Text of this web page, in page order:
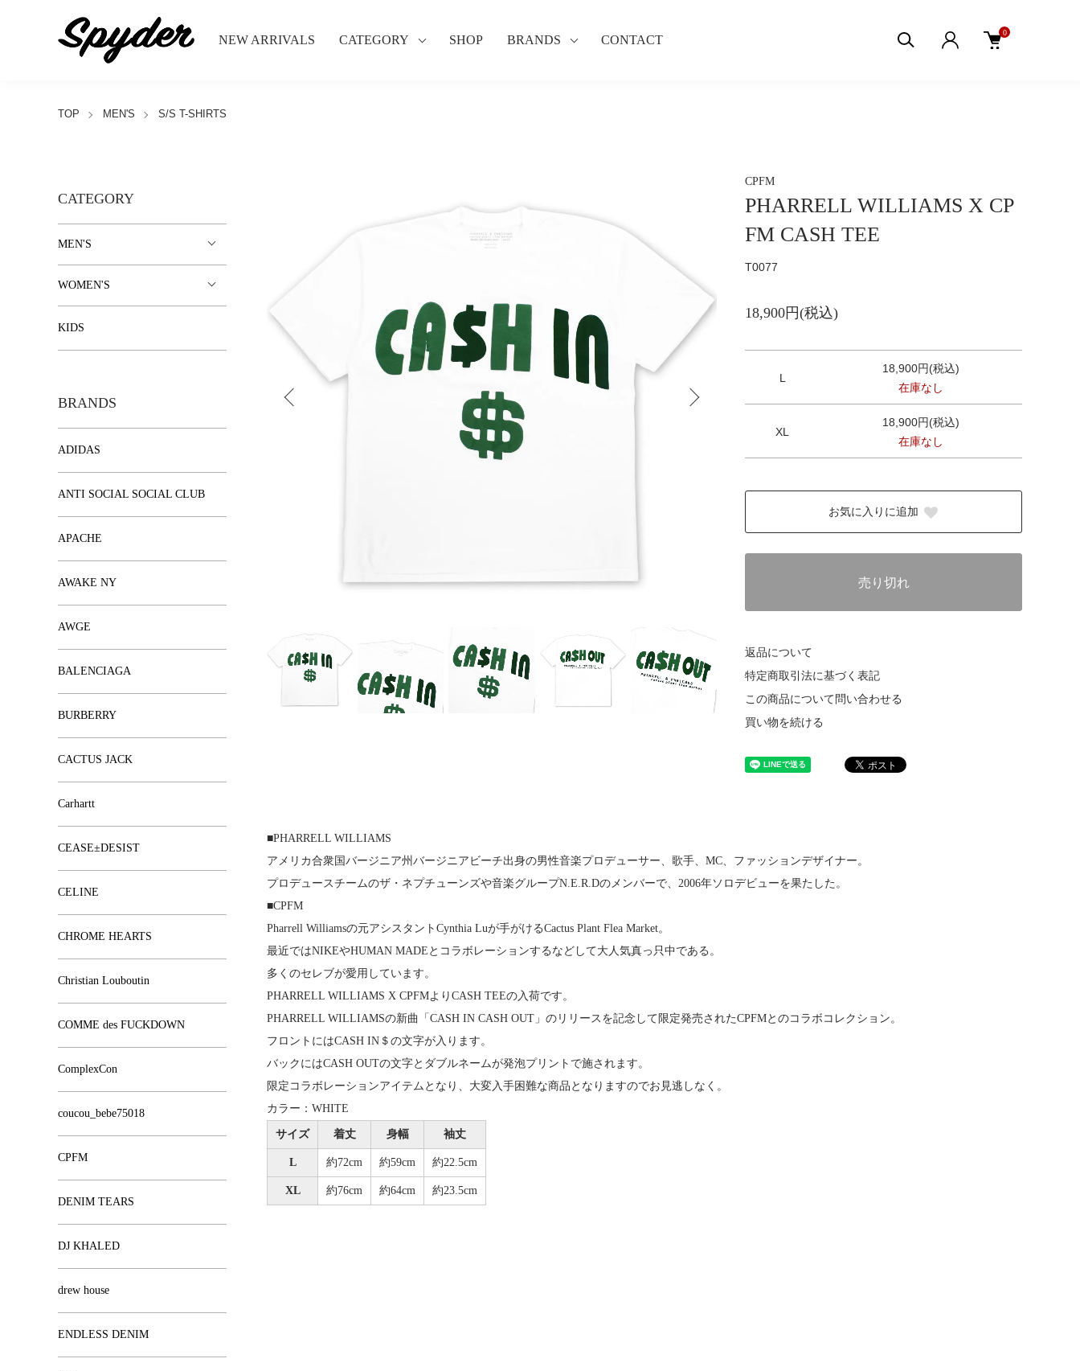
NEW ARRIVALS CATEGORY SHOP BRANDS CONTACT
0
TOP MEN'S S/S T-SHIRTS
CPFM
PHARRELL WILLIAMS X CP
FM CASH TEE
T0077
18,900円(税込)
L
18,900円(税込)
在庫なし
XL
18,900円(税込)
在庫なし
お気に入りに追加
売り切れ
返品について
特定商取引法に基づく表記
この商品について問い合わせる
買い物を続ける
■PHARRELL WILLIAMS
アメリカ合衆国バージニア州バージニアビーチ出身の男性音楽プロデューサー、歌手、MC、ファッションデザイナー。
プロデュースチームのザ・ネプチューンズや音楽グループN.E.R.Dのメンバーで、2006年ソロデビューを果たした。
■CPFM
Pharrell Williamsの元アシスタントCynthia Luが手がけるCactus Plant Flea Market。
最近ではNIKEやHUMAN MADEとコラボレーションするなどして大人気真っ只中である。
多くのセレブが愛用しています。
PHARRELL WILLIAMS X CPFMよりCASH TEEの入荷です。
PHARRELL WILLIAMSの新曲「CASH IN CASH OUT」のリリースを記念して限定発売されたCPFMとのコラボコレクション。
フロントにはCASH IN＄の文字が入ります。
バックにはCASH OUTの文字とダブルネームが発泡プリントで施されます。
限定コラボレーションアイテムとなり、大変入手困難な商品となりますのでお見逃しなく。
カラー：WHITE
サイズ 着丈 身幅 袖丈
L 約72cm 約59cm 約22.5cm
XL 約76cm 約64cm 約23.5cm
CATEGORY
MEN'S
WOMEN'S
KIDS
BRANDS
ADIDAS
ANTI SOCIAL SOCIAL CLUB
APACHE
AWAKE NY
AWGE
BALENCIAGA
BURBERRY
CACTUS JACK
Carhartt
CEASE±DESIST
CELINE
CHROME HEARTS
Christian Louboutin
COMME des FUCKDOWN
ComplexCon
coucou_bebe75018
CPFM
DENIM TEARS
DJ KHALED
drew house
ENDLESS DENIM